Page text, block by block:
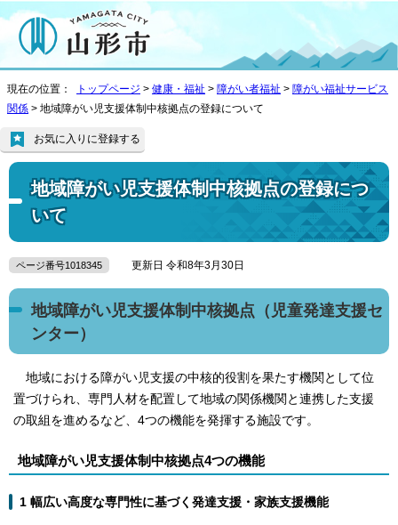
現在の位置： トップページ > 健康・福祉 > 障がい者福祉 > 障がい福祉サービス
関係 > 地域障がい児支援体制中核拠点の登録について
地域障がい児支援体制中核拠点の登録につ
いて
お気に入りに登録する
ページ番号1018345 更新日 令和8年3月30日
地域障がい児支援体制中核拠点（児童発達支援セ
ンター）
地域における障がい児支援の中核的役割を果たす機関として位
置づけられ、専門人材を配置して地域の関係機関と連携した支援
の取組を進めるなど、4つの機能を発揮する施設です。
地域障がい児支援体制中核拠点4つの機能
1 幅広い高度な専門性に基づく発達支援・家族支援機能